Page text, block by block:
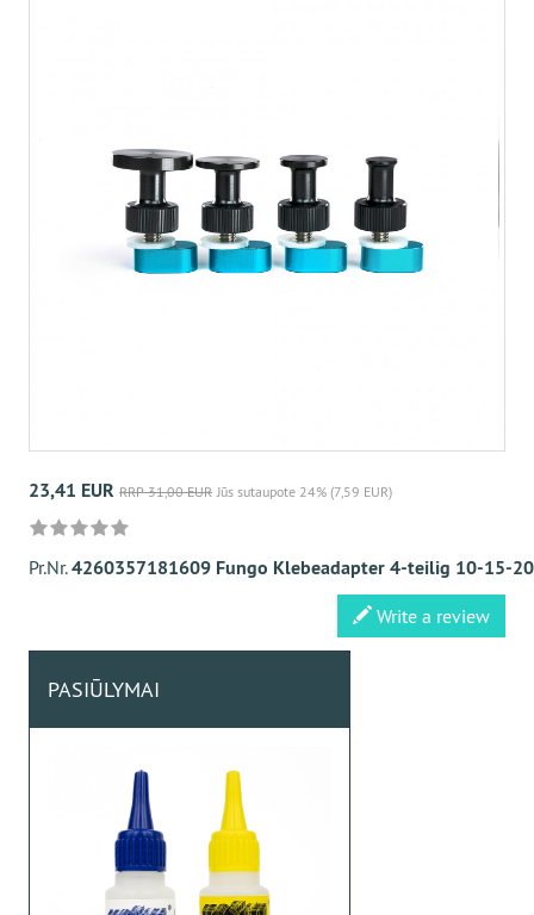
23,41 EUR RRP 31,00 EUR Jūs sutaupote 24% (7,59 EUR)
Pr.Nr.4260357181609 Fungo Klebeadapter 4-teilig 10-15-
Write a review
PASIŪLYMAI